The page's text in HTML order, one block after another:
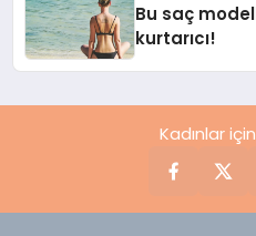
Bu saç
kurtarıcı!
Kadınlar